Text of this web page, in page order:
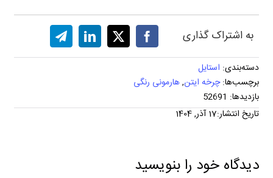
به اشتراک گذاری
دسته‌بندی: استایل
برچسب‌ها:چرخه ایتن,هارمونی رنگی
بازدیدها: 52691
تاریخ انتشار:17 آذر, 1404
دیدگاه خود را بنویسید